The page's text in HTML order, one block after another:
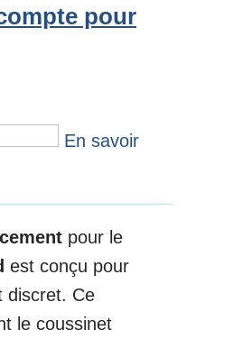
pour
En savoir
pour le
est conçu pour
discret. Ce
le coussinet